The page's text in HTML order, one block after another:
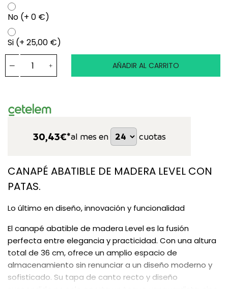
No (+ 0 €)
Si (+ 25,00 €)
AÑADIR AL CARRITO
30,43€*al mes en cuotas
CANAPÉ ABATIBLE DE MADERA LEVEL CON
PATAS.
Lo último en diseño, innovación y funcionalidad
El canapé abatible de madera Level es la fusión
perfecta entre elegancia y practicidad. Con una altura
total de 36 cm, ofrece un amplio espacio de
almacenamiento sin renunciar a un diseño moderno y
sofisticado. Su tapa de canto recto y diseño